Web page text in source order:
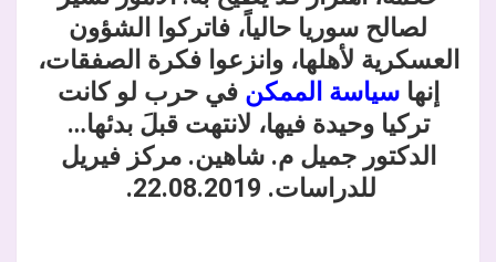
لصالح سوريا حالياً، فاتركوا الشؤون
العسكرية لأهلها، وانزعوا فكرة الصفقات،
إنهاسياسة الممكن في حرب لو كانت
تركيا وحيدة فيها، لانتهت قبلَ بدئها…
الدكتور جميل م. شاهين. مركز فيريل
للدراسات. 22.08.2019.